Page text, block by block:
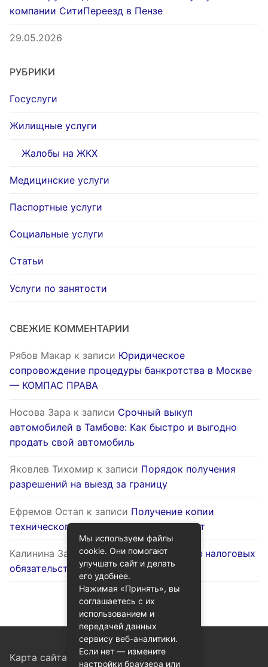
компании СитиПереезд в Пензе
29.05.2026
РУБРИКИ
Госуслуги
Жилищные услуги
Жалобы на ЖКХ
Медицинские услуги
Паспортные услуги
Социальные услуги
Статьи
Услуги по занятости
СВЕЖИЕ КОММЕНТАРИИ
Рябов Макар к записи Юридическое
сопровождение процедуры банкротства в Москве
— КОМПАС ПРАВА
Носова Зара к записи Срочный выкуп
автомобилей в Тамбове: Как быстро и выгодно
продать свой автомобиль
Яковлев Тихомир к записи Порядок получения
разрешений на выезд за границу
Ефремов Остап к записи Получение копии
технического паспорта на жилой объект
Калинина Залинак записиОптимизация налоговых
обязательств через госуслуги
Карта сайта
Мы используем файлы
cookie. Они помогают
улучшать сайт и делать
его удобнее.
Нажимая «Принять», вы
соглашаетесь с их
использованием и
передачей данных
сервису веб-аналитики.
Если нет — измените
настройки браузера или